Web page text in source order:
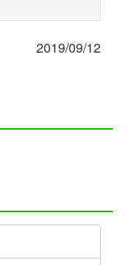
2019/09/12